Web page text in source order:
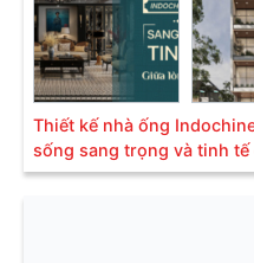
Thiết kế nhà ống
sống sang trọng và tinh tế